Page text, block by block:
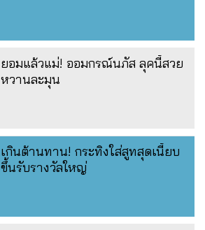
ยอมแล้วแม่! ออมกรณ์นภัส ลุคนี้สวย
หวานละมุน
เกินต้านทาน! กระทิงใส่สูทสุดเนี้ยบ
ขึ้นรับรางวัลใหญ่